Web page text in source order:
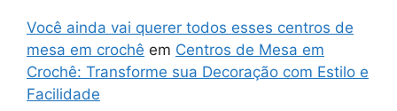
Você ainda vai querer todos esses centros de
mesa em crochê em Centros de Mesa em
Crochê: Transforme sua Decoração com Estilo e
Facilidade